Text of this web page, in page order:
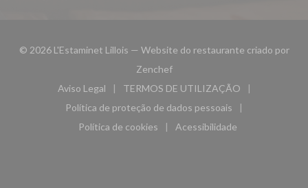
© 2026 L'Estaminet Lillois — Website do restaurante criado por
Zenchef((abre numa nova janela))
Aviso Legal
((abre numa nova janela))
TERMOS DE UTILIZAÇÃO
((abre numa nova janela))
Política de proteção de dados pessoais
((abre numa nova janela))
Política de cookies
((abre numa nova janela))
Acessibilidade